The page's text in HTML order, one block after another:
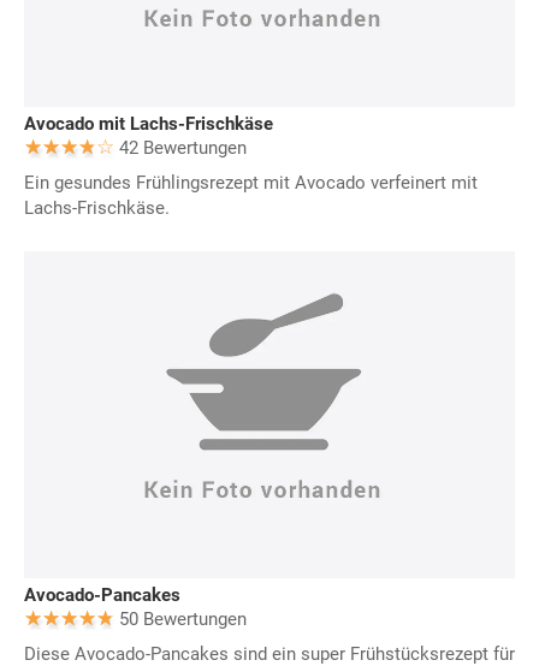
Avocado mit Lachs-Frischkäse
42 Bewertungen
Ein gesundes Frühlingsrezept mit Avocado verfeinert mit
Lachs-Frischkäse.
Avocado-Pancakes
50 Bewertungen
Diese Avocado-Pancakes sind ein super Frühstücksrezept für